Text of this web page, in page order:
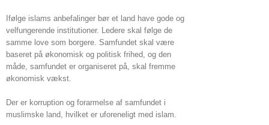
Ifølge islams anbefalinger bør et land have gode og
velfungerende institutioner. Ledere skal følge de
samme love som borgere. Samfundet skal være
baseret på økonomisk og politisk frihed, og den
måde, samfundet er organiseret på, skal fremme
økonomisk vækst.
Der er korruption og forarmelse af samfundet i
muslimske land, hvilket er uforeneligt med islam.